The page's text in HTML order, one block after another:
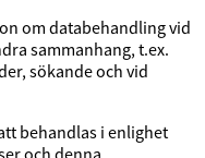
om databehandling vid
sammanhang, t.ex.
sökande och vid
behandlas i enlighet
och denna